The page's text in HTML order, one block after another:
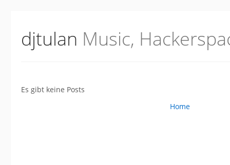
djtulan Music,
Es gibt keine Posts
Home